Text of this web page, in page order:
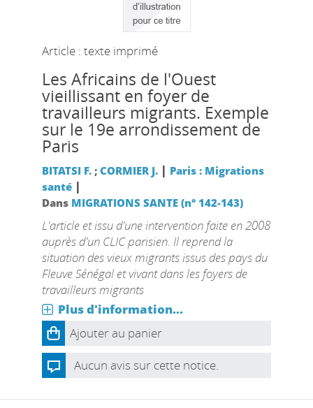
Article : texte imprimé
Les Africains de l'Ouest
vieillissant en foyer de
travailleurs migrants. Exemple
sur le 19e arrondissement de
Paris
BITATSI F.; CORMIER J. | Paris : Migrations
santé|
Dans MIGRATIONS SANTE (n° 142-143)
L'article et issu d'une intervention faite en 2008
auprès d'un CLIC parisien. Il reprend la
situation des vieux migrants issus des pays du
Fleuve Sénégal et vivant dans les foyers de
travailleurs migrants
Plus d'information...
Ajouter au panier
Aucun avis sur cette notice.